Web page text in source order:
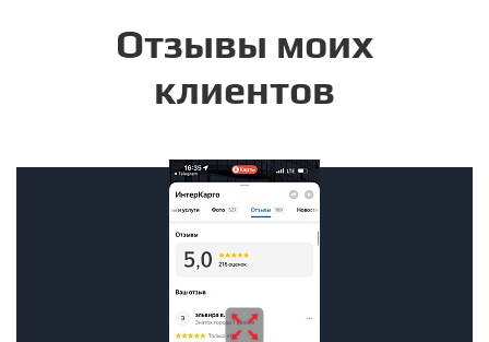
Oтзывы моих
клиентов